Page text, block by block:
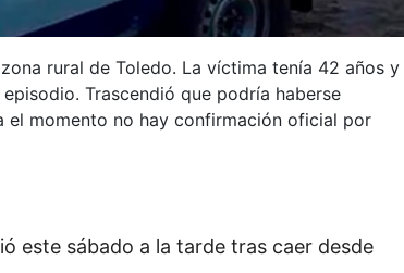
rural de Toledo. La víctima tenía 42 años y
Trascendió que podría haberse
el momento no hay confirmación oficial por
este sábado a la tarde tras caer desde